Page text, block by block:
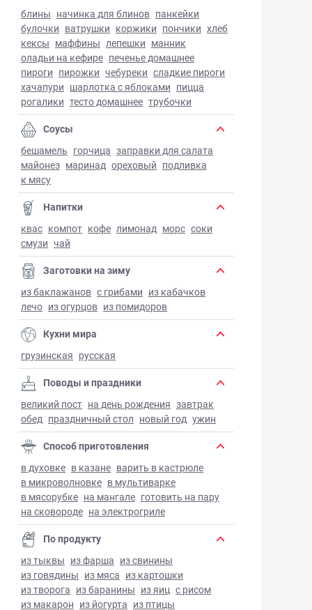
блины начинка для блинов панкейки
булочки ватрушки коржики пончики хлеб
кексы маффины лепешки манник
оладьи на кефире печенье домашнее
пироги пирожки чебуреки сладкие пироги
хачапури шарлотка с яблоками пицца
рогалики тесто домашнее трубочки
Соусы
бешамель горчица заправки для салата
майонез маринад ореховый подливка
к мясу
Напитки
квас компот кофе лимонад морс соки
смузи чай
Заготовки на зиму
из баклажанов с грибами из кабачков
лечо из огурцов из помидоров
Кухни мира
грузинская русская
Поводы и праздники
великий пост на день рождения завтрак
обед праздничный стол новый год ужин
Способ приготовления
в духовке в казане варить в кастрюле
в микроволновке в мультиварке
в мясорубке на мангале готовить на пару
на сковороде на электрогриле
По продукту
из тыквы из фарша из свинины
из говядины из мяса из картошки
из творога из баранины из яиц с рисом
из макарон из йогурта из птицы